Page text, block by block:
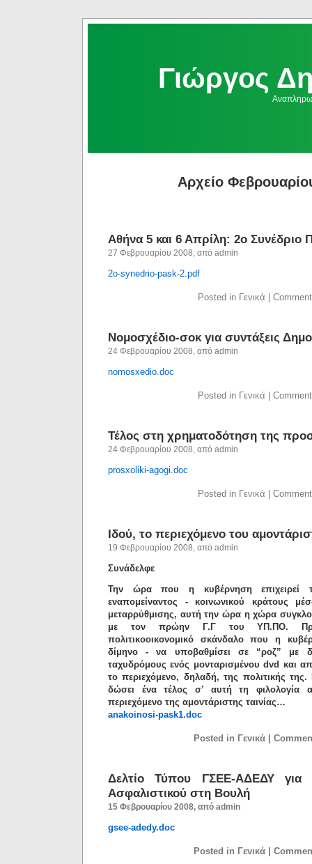
Γιώργος
Αρχείο
Αθήνα 5 και 6 Απρίλη: 2ο Συνέδριο
27 Φεβρουαρίου 2008, από admin
2o-synedrio-pask-2.pdf
Posted in Γενικά |
Νομοσχέδιο-σοκ για συντάξεις
24 Φεβρουαρίου 2008, από admin
nomosxedio.doc
Posted in Γενικά |
Τέλος στη χρηματοδότηση της
24 Φεβρουαρίου 2008, από admin
prosxoliki-agogi.doc
Posted in Γενικά |
Ιδού, το περιεχόμενο του
19 Φεβρουαρίου 2008, από admin
Συνάδελφε
Την ώρα που η κυβέρνηση επιχειρεί
εναπομείναντος - κοινωνικού κράτους
μεταρρύθμισης, αυτή την ώρα η χώρα
με τον πρώην Γ.Γ του ΥΠ.ΠΟ.
πολιτικοοικονομικό σκάνδαλο που η
δίμηνο - να υποβαθμίσει σε “ροζ” με
ταχυδρόμους ενός μονταρισμένου dvd και
το περιεχόμενο, δηλαδή, της πολιτικής
δώσει ένα τέλος σ’ αυτή τη φιλολογία
περιεχόμενο της αμοντάριστης ταινίας…
anakoinosi-pask1.doc
Posted in Γενικά |
Δελτίο Τύπου ΓΣΕΕ-ΑΔΕΔΥ για
Ασφαλιστικού στη Βουλή
15 Φεβρουαρίου 2008, από admin
gsee-adedy.doc
Posted in Γενικά |